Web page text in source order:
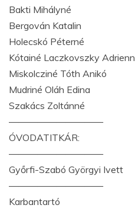
Bakti Mihályné
Bergován Katalin
Holecskó Péterné
Kótainé Laczkovszky Adrienn
Miskolcziné Tóth Anikó
Mudriné Oláh Edina
Szakács Zoltánné
——————————
ÓVODATITKÁR:
——————————
Győrfi-Szabó Györgyi Ivett
——————————
Karbantartó